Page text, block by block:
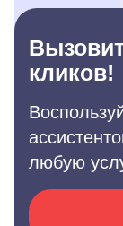
кликов!
любую